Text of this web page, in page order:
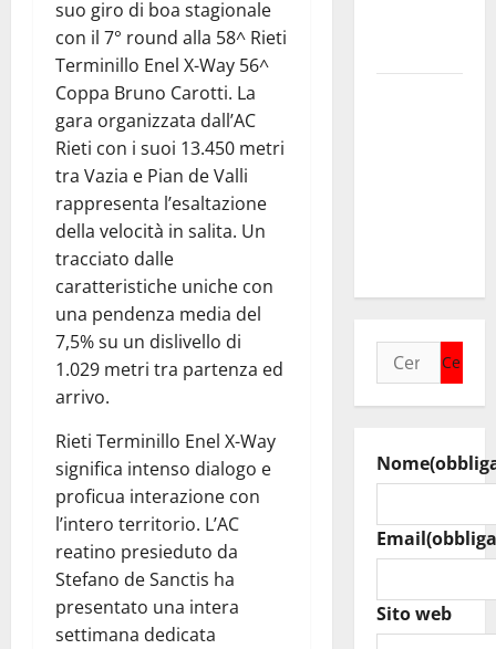
suo giro di boa stagionale
con il 7° round alla 58^ Rieti
Terminillo Enel X-Way 56^
Coppa Bruno Carotti. La
gara organizzata dall’AC
Rieti con i suoi 13.450 metri
tra Vazia e Pian de Valli
rappresenta l’esaltazione
della velocità in salita. Un
tracciato dalle
caratteristiche uniche con
una pendenza media del
7,5% su un dislivello di
1.029 metri tra partenza ed
arrivo.
Rieti Terminillo Enel X-Way
significa intenso dialogo e
proficua interazione con
l’intero territorio. L’AC
reatino presieduto da
Stefano de Sanctis ha
presentato una intera
settimana dedicata
Ricerca
per:
Nome
Email
Sito web